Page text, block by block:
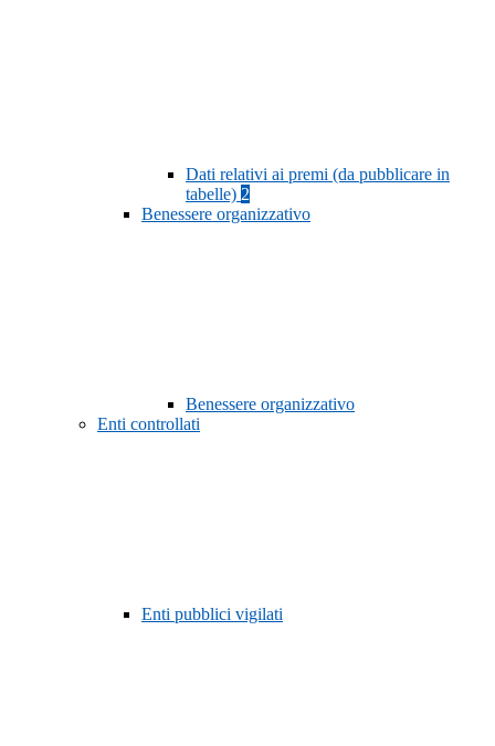
Dati relativi ai premi (da pubblicare in
tabelle) 2
Benessere organizzativo
Benessere organizzativo
Enti controllati
Enti pubblici vigilati